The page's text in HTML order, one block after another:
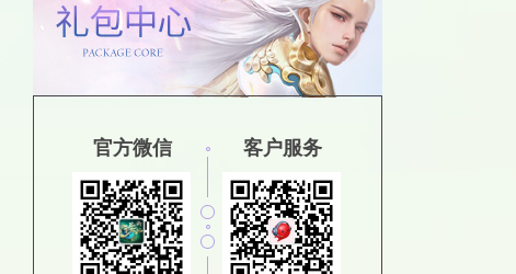
官方微信 客户服务